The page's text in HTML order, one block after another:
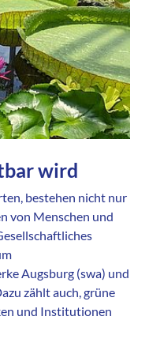
wird
bestehen nicht nur
von Menschen und
Augsburg (swa) und
zählt auch, grüne
und Institutionen